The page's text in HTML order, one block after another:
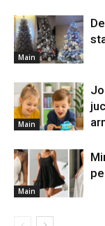
Main
Main
Main